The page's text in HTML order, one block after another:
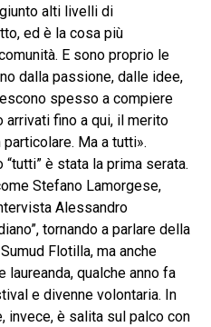
alti livelli di
ed è la cosa più
E sono proprio le
dalla passione, dalle idee,
spesso a compiere
fino a qui, il merito
Ma a tutti».
è stata la prima serata.
Stefano Lamorgese,
Alessandro
tornando a parlare della
Flotilla, ma anche
laureanda, qualche anno fa
e divenne volontaria. In
invece, è salita sul palco con